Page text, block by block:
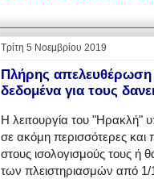
Τρίτη 5 Νοεμβρίου 2019
Πλήρης
δεδομένα για τους
H λειτουργία του "Ηρακλή"
σε ακόμη περισσότερες και
στους ισολογισμούς τους
των πλειστηριασμών από 1/